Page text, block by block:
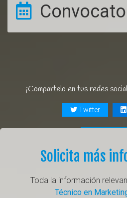
¡Compartelo en tus redes
Twitter
Solicita más
Toda la información
Técnico en